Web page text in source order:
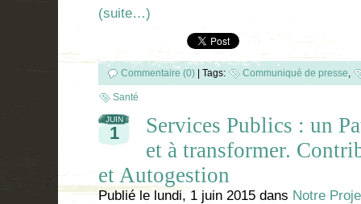
(suite…)
Commentaire (0) | Tags: Communiqué de presse
Santé
JUIN
1
Services Publics : un
et à transformer.
et Autogestion
Publié lelundi, 1 juin 2015 dans Notre